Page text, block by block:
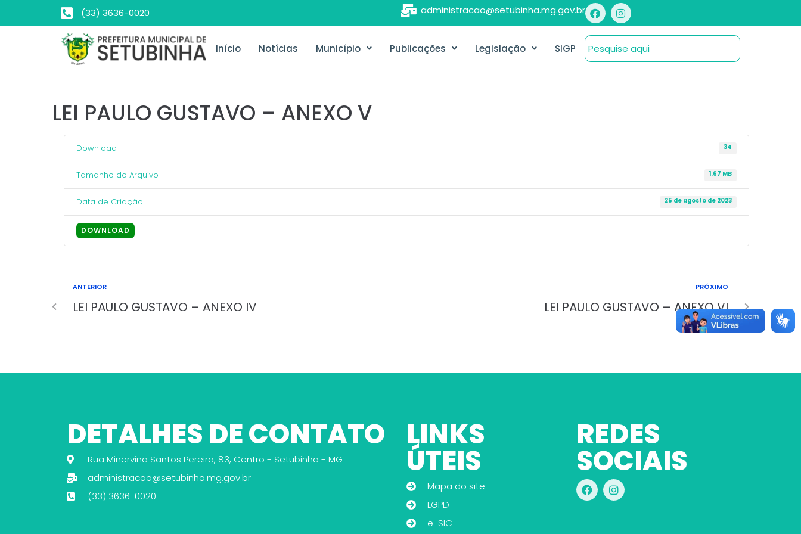
(33) 3636-0020 administracao@setubinha.mg.gov.br
Início Notícias Município Publicações Legislação SIGP
LEI PAULO GUSTAVO – ANEXO V
Download 34
Tamanho do Arquivo 1.67 MB
Data de Criação 25 de agosto de 2023
DOWNLOAD
ANTERIOR
LEI PAULO GUSTAVO – ANEXO IV
PRÓXIMO
LEI PAULO GUSTAVO – ANEXO VI
DETALHES DE CONTATO
Rua Minervina Santos Pereira, 83, Centro - Setubinha - MG
administracao@setubinha.mg.gov.br
(33) 3636-0020
LINKS
ÚTEIS
Mapa do site
LGPD
e-SIC
REDES
SOCIAIS